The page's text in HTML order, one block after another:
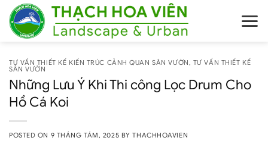
Skip
content
TƯ VẤN THIẾT KẾ KIẾN TRÚC CẢNH QUAN SÂN VƯỜN, TƯ VẤN THIẾT KẾ
SÂN VƯỜN
Những Lưu Ý Khi Thi công Lọc Drum Cho
Hồ Cá Koi
POSTED ON 9 THÁNG TÁM, 2025 BYTHACHHOAVIEN